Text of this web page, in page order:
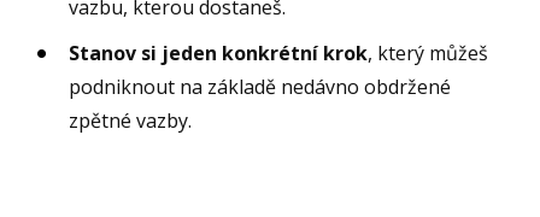
vazbu, kterou dostaneš.
Stanov si jeden konkrétní krok, který můžeš
podniknout na základě nedávno obdržené
zpětné vazby.